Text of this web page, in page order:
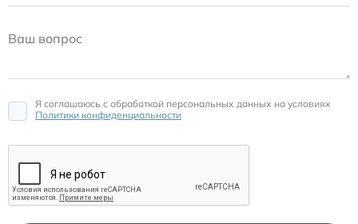
Я соглашаюсь c обработкой персональных данных на условиях
Политики конфиденциальности